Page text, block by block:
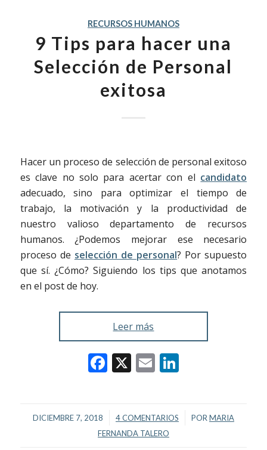
RECURSOS HUMANOS
9 Tips para hacer una
Selección de Personal
exitosa
Hacer un proceso de selección de personal exitoso
es clave no solo para acertar con el candidato
adecuado, sino para optimizar el tiempo de
trabajo, la motivación y la productividad de
nuestro valioso departamento de recursos
humanos. ¿Podemos mejorar ese necesario
proceso de selección de personal? Por supuesto
que sí. ¿Cómo? Siguiendo los tips que anotamos
en el post de hoy.
Leer más
Facebook
X EmailLinkedIn
DICIEMBRE 7, 2018
/ 4 COMENTARIOS
/ PORMARIA
FERNANDA TALERO